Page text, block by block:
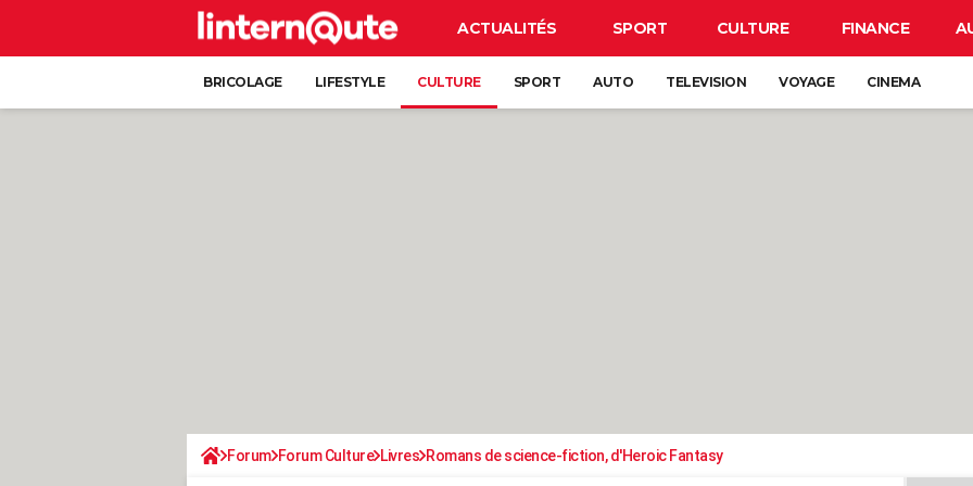
ACTUALITÉS SPORT CULTURE FINANCE
BRICOLAGE LIFESTYLE CULTURE SPORT AUTO TELEVISION VOYAGE CINEMA
Forum Forum Culture Livres Romans de science-fiction, d'Heroic Fantasy